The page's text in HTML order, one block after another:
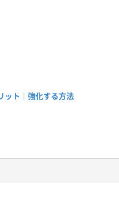
ット｜強化する方法